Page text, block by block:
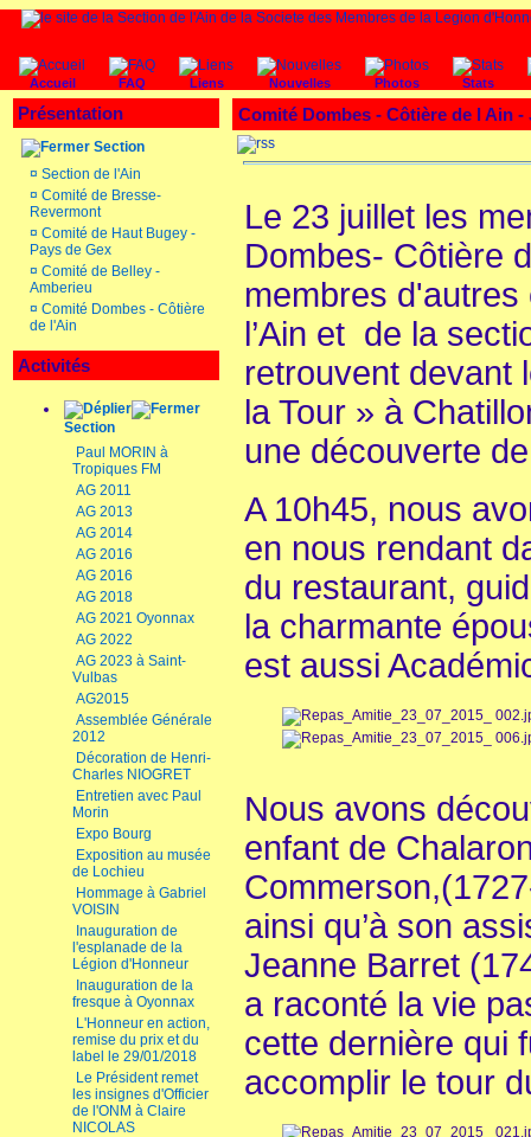
Accueil FAQ Liens Nouvelles Photos Stats
Présentation
Section
¤ Section de l'Ain
¤ Comité de Bresse-
Revermont
¤ Comité de Haut Bugey -
Pays de Gex
¤ Comité de Belley -
Amberieu
¤ Comité Dombes - Côtière
de l'Ain
Activités
Section
Paul MORIN à
Tropiques FM
AG 2011
AG 2013
AG 2014
AG 2016
AG 2016
AG 2018
AG 2021 Oyonnax
AG 2022
AG 2023 à Saint-
Vulbas
AG2015
Assemblée Générale
2012
Décoration de Henri-
Charles NIOGRET
Entretien avec Paul
Morin
Expo Bourg
Exposition au musée
de Lochieu
Hommage à Gabriel
VOISIN
Inauguration de
l'esplanade de la
Légion d'Honneur
Inauguration de la
fresque à Oyonnax
L'Honneur en action,
remise du prix et du
label le 29/01/2018
Le Président remet
les insignes d'Officier
de l'ONM à Claire
NICOLAS
Comité Dombes - Côtière de l Ain
Le 23 juillet les
Dombes- Côtière
membres
l’Ain et de la
retrouvent devant
la Tour » à
une découverte
A 10h45, nous
en nous rendant
du restaurant,
la charmante
est aussi
Nous avons
enfant de
ainsi qu’à son
Jeanne Barret
a raconté la vie
cette dernière qui
accomplir le tour